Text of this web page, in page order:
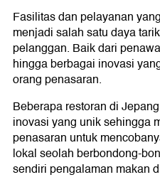
Fasilitas dan pelayanan
menjadi salah satu daya
pelanggan. Baik dari
hingga berbagai inovasi
orang penasaran.
Beberapa restoran di
inovasi yang unik sehingga
penasaran untuk
lokal seolah berbondong-
sendiri pengalaman makan